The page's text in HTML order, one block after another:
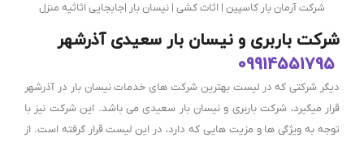
شرکت آرمان بار کاسپین | اثاث کشی | نیسان بار |جابجایی اثاثیه منزل
شرکت باربری و نیسان بار سعیدی آذرشهر
09914551795
دیگر شرکتی که در لیست بهترین شرکت های خدمات نیسان بار در آذرشهر
قرار میگیرد، شرکت باربری و نیسان بار سعیدی می باشد. این شرکت نیز با
توجه به ویژگی ها و مزیت هایی که دارد، در این لیست قرار گرفته است. از